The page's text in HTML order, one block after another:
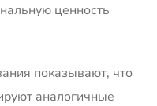
ценность
показывают, что
аналогичные